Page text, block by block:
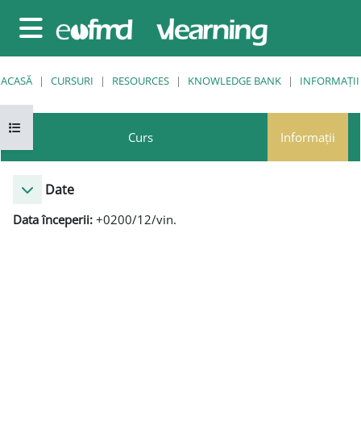
Panou lateral
Deschide Indexul cursului
ACASĂ CURSURI RESOURCES KNOWLEDGE BANK INFORMAȚII
Curs Informații
Date
Data începerii: +0200/12/vin.